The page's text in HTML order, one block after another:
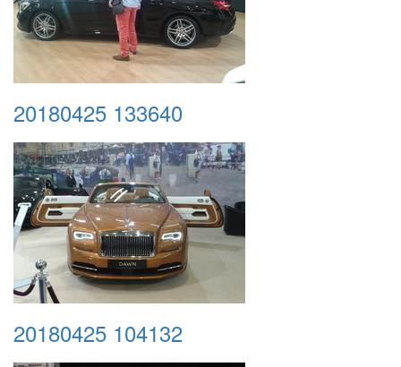
20180425 133640
20180425 104132